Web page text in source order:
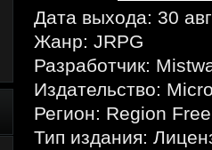
Дата выхода: 30
Жанр: JRPG
Разработчик:
Издательство:
Регион: Region Free
Тип издания: